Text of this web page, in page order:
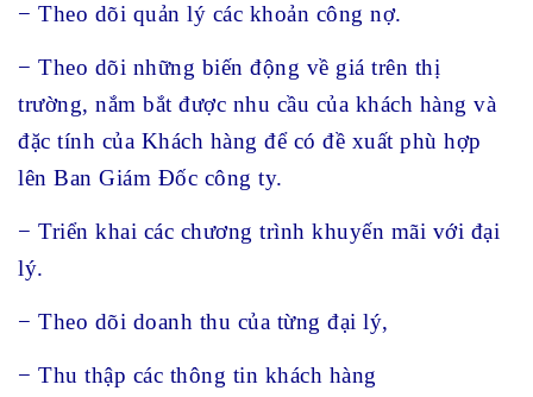
− Theo dõi quản lý các khoản công nợ.
− Theo dõi những biến động về giá trên thị
trường, nắm bắt được nhu cầu của khách hàng và
đặc tính của Khách hàng để có đề xuất phù hợp
lên Ban Giám Đốc công ty.
− Triển khai các chương trình khuyến mãi với đại
lý.
− Theo dõi doanh thu của từng đại lý,
− Thu thập các thông tin khách hàng